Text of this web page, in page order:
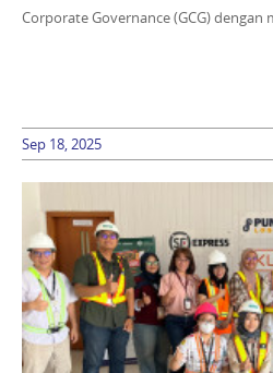
Corporate Governance (GCG) dengan
Sep 18, 2025